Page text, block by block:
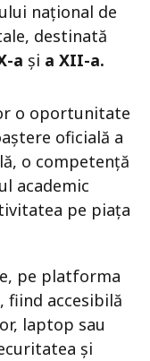
național de
destinată
a și a XII-a.
o oportunitate
oficială a
o competență
academic
pe piața
pe platforma
, fiind accesibilă
laptop sau
și